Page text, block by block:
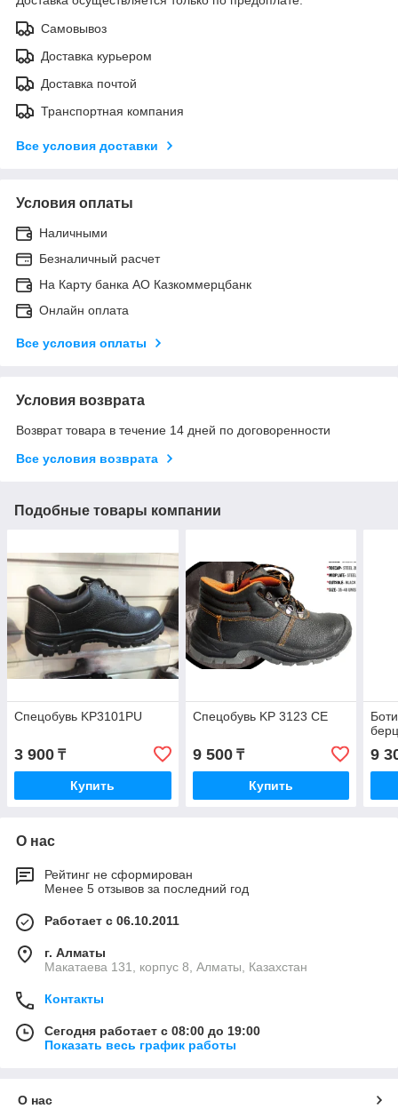
Самовывоз
Доставка курьером
Доставка почтой
Транспортная компания
Все условия доставки
Условия оплаты
Наличными
Безналичный расчет
На Карту банка АО Казкоммерцбанк
Онлайн оплата
Все условия оплаты
Условия возврата
Возврат товара в течение 14 дней по договоренности
Все условия возврата
Подобные товары компании
Спецобувь KP3101PU
3 900 ₸
Купить
Спецобувь KP 3123 CE
9 500₸
Купить
9
О нас
Рейтинг не сформирован
Менее 5 отзывов за последний год
Работает с 06.10.2011
г. Алматы
Макатаева 131, корпус 8, Алматы, Казахстан
Контакты
Сегодня работает с 08:00 до 19:00
Показать весь график работы
О нас